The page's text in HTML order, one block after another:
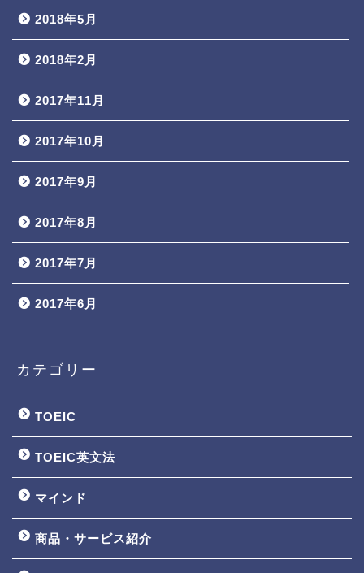
2018年5月
2018年2月
2017年11月
2017年10月
2017年9月
2017年8月
2017年7月
2017年6月
カテゴリー
TOEIC
TOEIC英文法
マインド
商品・サービス紹介